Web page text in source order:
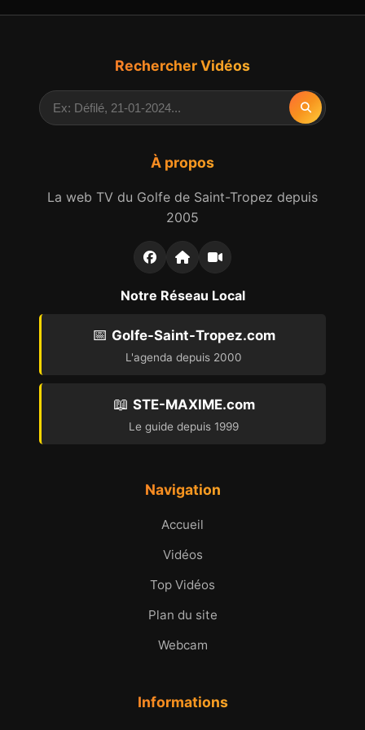
À propos
La web TV du Golfe de Saint-Tropez depuis
2005
Notre Réseau Local
📅 Golfe-Saint-Tropez.com
L'agenda depuis 2000
📖 STE-MAXIME.com
Le guide depuis 1999
Navigation
Accueil
Vidéos
Top Vidéos
Plan du site
Webcam
Informations
Rechercher Vidéos